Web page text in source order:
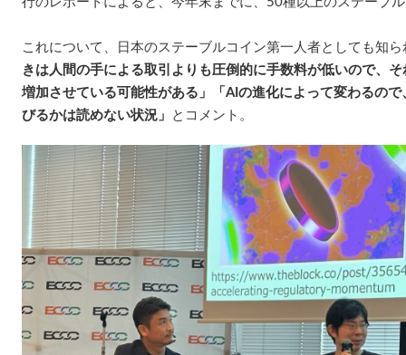
これについて、日本のステーブルコイン第一人者としても知ら
きは人間の手による取引よりも圧倒的に手数料が低いので、
増加させている可能性がある」「AIの進化によって変わるの
びるかは読めない状況」
とコメント。